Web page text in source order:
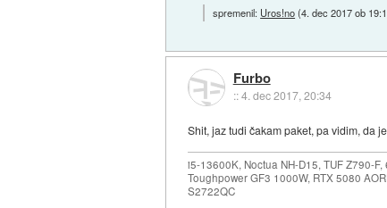
spremenil: Uros!no(4. dec 2017 ob
Furbo
::4. dec 2017, 20:34
Shit, jaz tudi čakam paket, pa vidim, da
i5-13600K, Noctua NH-D15, TUF Z790-
Toughpower GF3 1000W, RTX 5080
S2722QC